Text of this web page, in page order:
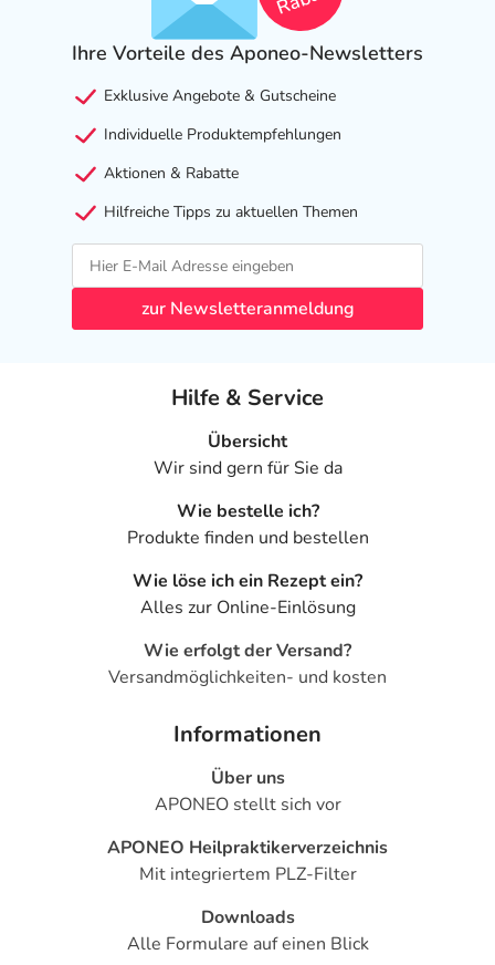
Ihre Vorteile des Aponeo-Newsletters
Exklusive Angebote & Gutscheine
Individuelle Produktempfehlungen
Aktionen & Rabatte
Hilfreiche Tipps zu aktuellen Themen
zur Newsletteranmeldung
Hilfe & Service
Übersicht
Wir sind gern für Sie da
Wie bestelle ich?
Produkte finden und bestellen
Wie löse ich ein Rezept ein?
Alles zur Online-Einlösung
Wie erfolgt der Versand?
Versandmöglichkeiten- und kosten
Informationen
Über uns
APONEO stellt sich vor
APONEO Heilpraktikerverzeichnis
Mit integriertem PLZ-Filter
Downloads
Alle Formulare auf einen Blick